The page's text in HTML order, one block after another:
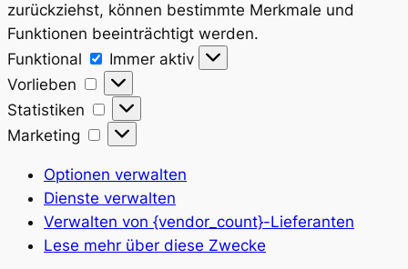
zurückziehst, können bestimmte Merkmale und
Funktionen beeinträchtigt werden.
Funktional
Funktional
Immer aktiv
Vorlieben
Vorlieben
Statistiken
Statistiken
Marketing
Marketing
Optionen verwalten
Dienste verwalten
Verwalten von {vendor_count}-Lieferanten
Lese mehr über diese Zwecke